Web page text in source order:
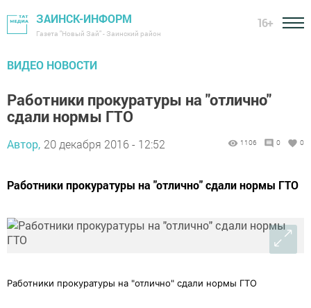
ЗАИНСК-ИНФОРМ
Газета "Новый Зай" - Заинский район
16+
ВИДЕО НОВОСТИ
Работники прокуратуры на "отлично"
сдали нормы ГТО
Автор, 20 декабря 2016 - 12:52 1106 0 0
Работники прокуратуры на "отлично" сдали нормы ГТО
Работники прокуратуры на "отлично" сдали нормы ГТО